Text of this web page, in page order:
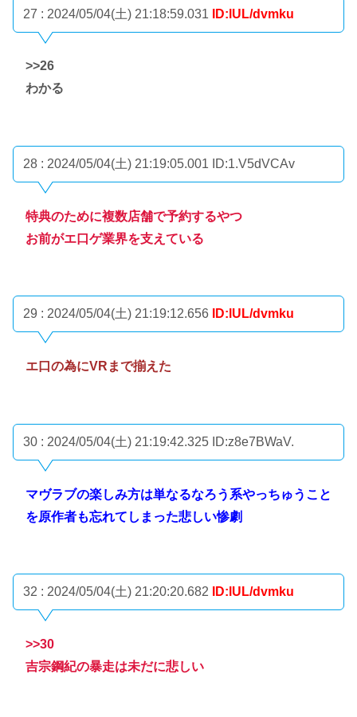
27 : 2024/05/04(土) 21:18:59.031 ID:lUL/dvmku
>>26
わかる
28 : 2024/05/04(土) 21:19:05.001 ID:1.V5dVCAv
特典のために複数店舗で予約するやつ
お前がエ口ゲ業界を支えている
29 : 2024/05/04(土) 21:19:12.656 ID:lUL/dvmku
エ口の為にVRまで揃えた
30 : 2024/05/04(土) 21:19:42.325 ID:z8e7BWaV.
マヴラブの楽しみ方は単なるなろう系やっちゅうこと
を原作者も忘れてしまった悲しい惨劇
32 : 2024/05/04(土) 21:20:20.682 ID:lUL/dvmku
>>30
吉宗鋼紀の暴走は未だに悲しい